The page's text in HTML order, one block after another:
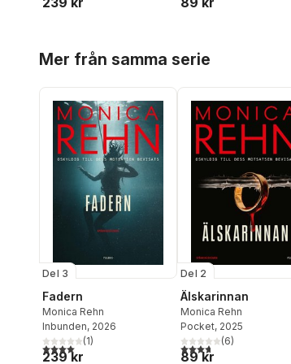
Mer från samma serie
Del 3
Fadern
Monica Rehn
Inbunden, 2026
4,0utav 5 stjärnor. Totalt antal röster:
(1)
239 kr
Del 2
Älskarinnan
Monica Rehn
Pocket, 2025
3,7utav 5 stjärnor.
(6)
89 kr